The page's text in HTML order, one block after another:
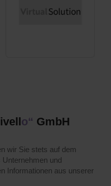
o“ GmbH
wir Sie stets auf dem
und
Informationen aus unserer